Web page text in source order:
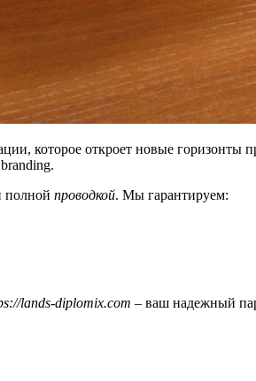
которое откроет новые горизонты
полной проводкой. Мы гарантируем:
lands-diplomix.com – ваш надежный